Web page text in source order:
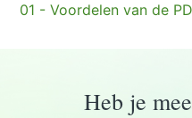
01 - Voordelen van de
Heb je